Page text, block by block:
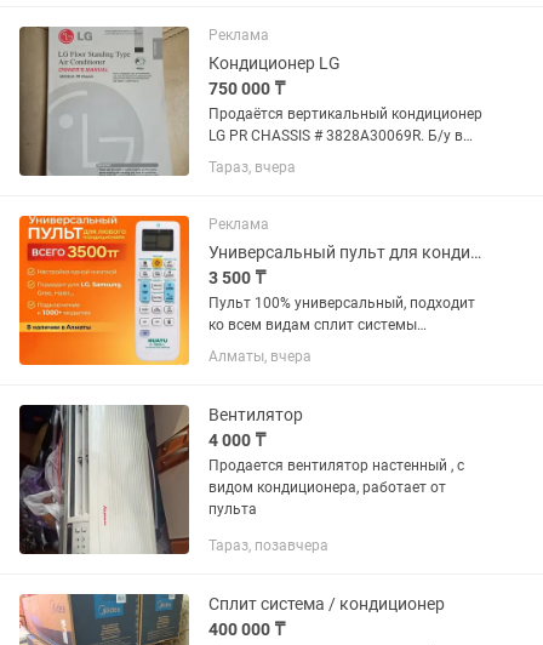
Сенсорная панель . •...
Реклама
Кондиционер LG
750 000 ₸
Продаётся вертикальный кондиционер
LG PR CHASSIS # 3828А30069R. Б/у в
отличном состоянии(пульт и книжка в
наличии) Самовывоз. По
Цена договорная
Тараз, вчера
Реклама
Универсальный пульт для кондиционеров
3 500 ₸
Пульт 100% универсальный, подходит
ко всем видам сплит системы
Гарантия + качество (3 дня гарантия
на проверку/обмен/возврат) Звоните
доступен /
Алматы, вчера
Вентилятор
4 000 ₸
Продается вентилятор настенный , с
видом кондиционера, работает от
пульта
Тараз, позавчера
Сплит система / кондиционер
400 000 ₸